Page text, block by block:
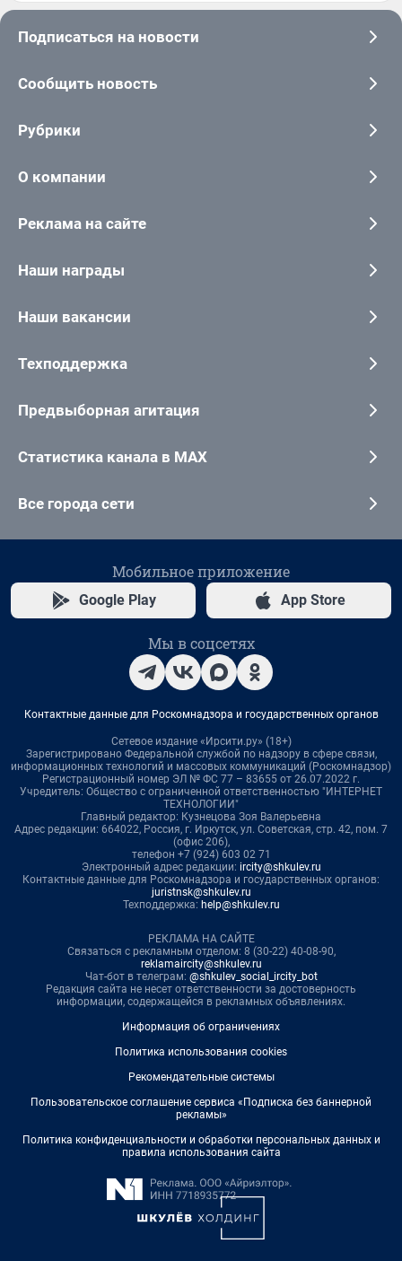
Подписаться на новости
Сообщить новость
Рубрики
О компании
Реклама на сайте
Наши награды
Наши вакансии
Техподдержка
Предвыборная агитация
Статистика канала в MAX
Все города сети
Мобильное приложение
Google Play App Store
Мы в соцсетях
Контактные данные для Роскомнадзора и государственных органов
Сетевое издание «Ирсити.ру» (18+)
Зарегистрировано Федеральной службой по надзору в сфере связи,
информационных технологий и массовых коммуникаций (Роскомнадзор)
Регистрационный номер ЭЛ № ФС 77 – 83655 от 26.07.2022 г.
Учредитель: Общество с ограниченной ответственностью "ИНТЕРНЕТ
ТЕХНОЛОГИИ"
Главный редактор: Кузнецова Зоя Валерьевна
Адрес редакции: 664022, Россия, г. Иркутск, ул. Советская, стр. 42, пом. 7
(офис 206),
телефон +7 (924) 603 02 71
Электронный адрес редакции: ircity@shkulev.ru
Контактные данные для Роскомнадзора и государственных органов:
juristnsk@shkulev.ru
Техподдержка: help@shkulev.ru
РЕКЛАМА НА САЙТЕ
Связаться с рекламным отделом: 8 (30-22) 40-08-90,
reklamaircity@shkulev.ru
Чат-бот в телеграм: @shkulev_social_ircity_bot
Редакция сайта не несет ответственности за достоверность
информации, содержащейся в рекламных объявлениях.
Информация об ограничениях
Политика использования cookies
Рекомендательные системы
Пользовательское соглашение сервиса «Подписка без баннерной
рекламы»
Политика конфиденциальности и обработки персональных данных и
правила использования сайта